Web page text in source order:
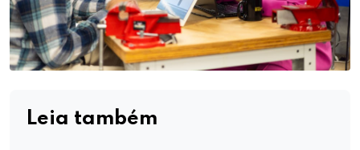
Leia também